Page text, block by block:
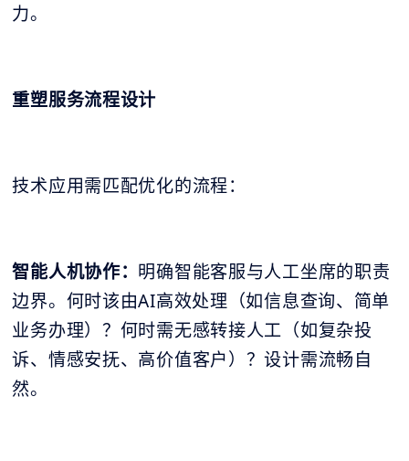
力。
重塑服务流程设计
技术应用需匹配优化的流程：
智能人机协作： 明确智能客服与人工坐席的职责
边界。何时该由AI高效处理（如信息查询、简单
业务办理）？何时需无感转接人工（如复杂投
诉、情感安抚、高价值客户）？设计需流畅自
然。